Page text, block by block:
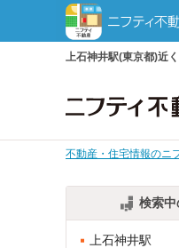
上石神井駅(東京都)近
不動産・住宅情報のニ
検索
上石神井駅